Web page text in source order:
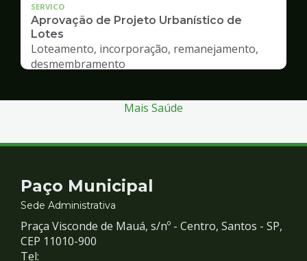
SERVICO
Aprovação de Projeto Urbanístico de
Lotes
Loteamento, incorporação, remanejamento,
desmembramento
Mais Saúde
Contato
e
Redes
Paço Municipal
Sede Administrativa
Praça Visconde de Mauá, s/nº - Centro, Santos - SP,
CEP 11010-900
Tel: